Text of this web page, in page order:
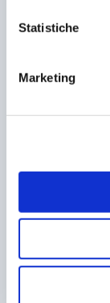
Statistiche
Marketing
TENDENZA